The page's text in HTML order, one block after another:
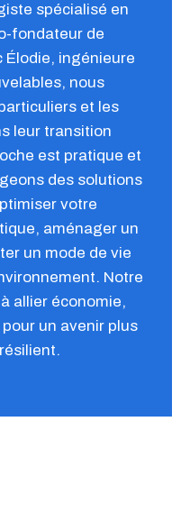
spécialisé en
fondateur de
Élodie, ingénieure
nous
et les
leur transition
est pratique et
des solutions
votre
aménager un
un mode de vie
Notre
allier économie,
un avenir plus